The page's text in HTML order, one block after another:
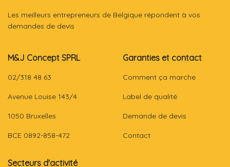
Les meilleurs entrepreneurs de Belgique répondent à vos
demandes de devis
M&J Concept SPRL
02/318 48 63
Avenue Louise 143/4
1050 Bruxelles
BCE 0892-858-472
Garanties et contact
Comment ça marche
Label de qualité
Demande de devis
Contact
Secteurs d'activité